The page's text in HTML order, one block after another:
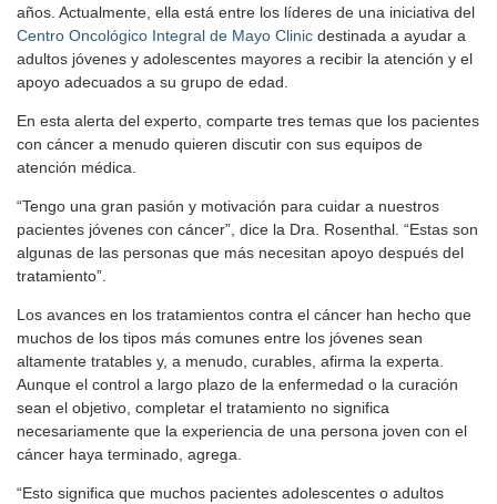
años. Actualmente, ella está entre los líderes de una iniciativa del
Centro Oncológico Integral de Mayo Clinic destinada a ayudar a
adultos jóvenes y adolescentes mayores a recibir la atención y el
apoyo adecuados a su grupo de edad.
En esta alerta del experto, comparte tres temas que los pacientes
con cáncer a menudo quieren discutir con sus equipos de
atención médica.
“Tengo una gran pasión y motivación para cuidar a nuestros
pacientes jóvenes con cáncer”, dice la Dra. Rosenthal. “Estas son
algunas de las personas que más necesitan apoyo después del
tratamiento”.
Los avances en los tratamientos contra el cáncer han hecho que
muchos de los tipos más comunes entre los jóvenes sean
altamente tratables y, a menudo, curables, afirma la experta.
Aunque el control a largo plazo de la enfermedad o la curación
sean el objetivo, completar el tratamiento no significa
necesariamente que la experiencia de una persona joven con el
cáncer haya terminado, agrega.
“Esto significa que muchos pacientes adolescentes o adultos